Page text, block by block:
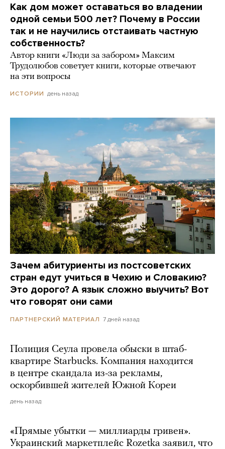
Как дом может оставаться во владении
одной семьи 500 лет? Почему в России
так и не научились отстаивать частную
собственность?
Автор книги «Люди за забором» Максим
Трудолюбов советует книги, которые отвечают
на эти вопросы
ИСТОРИИ день назад
Зачем абитуриенты из постсоветских
стран едут учиться в Чехию и Словакию?
Это дорого? А язык сложно выучить? Вот
что говорят они сами
ПАРТНЕРСКИЙ МАТЕРИАЛ 7 дней назад
Полиция Сеула провела обыски в штаб-
квартире Starbucks. Компания находится
в центре скандала из-за рекламы,
оскорбившей жителей Южной Кореи
день назад
«Прямые убытки — миллиарды гривен».
Украинский маркетплейс Rozetka заявил, что